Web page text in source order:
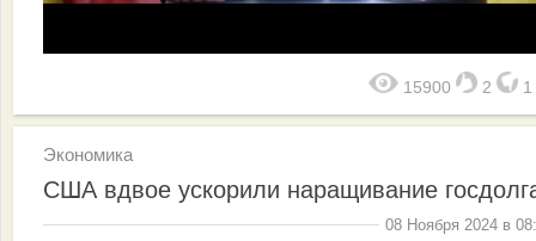
15900 2 1
Экономика
США вдвое ускорили наращивание
08 Ноября 2024 в